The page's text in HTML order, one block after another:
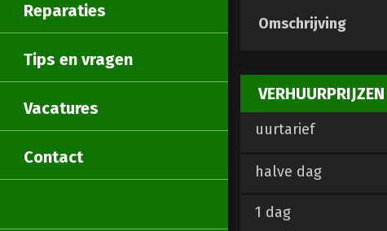
Reparaties
Tips en vragen
Vacatures
Contact
Omschrijving
VERHUURPRIJZEN
uurtarief
halve dag
1 dag